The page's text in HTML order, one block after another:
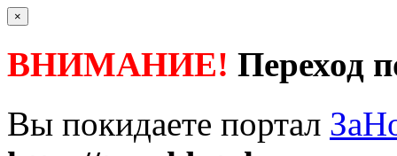
×
ВНИМАНИЕ! Переход
Вы покидаете портал